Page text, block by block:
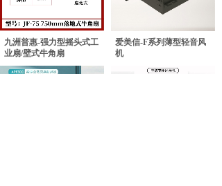
九洲普惠-强力型摇头式工
业扇/壁式牛角扇
爱美信-F系列薄型轻音风
机